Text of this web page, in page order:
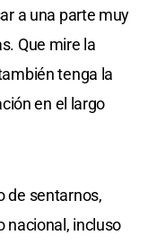
a una parte muy
Que mire la
tenga la
en el largo
de sentarnos,
nacional, incluso